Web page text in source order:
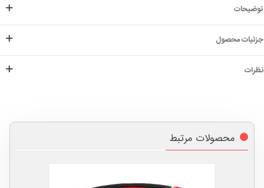
توضیحات
جزئیات محصول
نظرات
محصولات مرتبط